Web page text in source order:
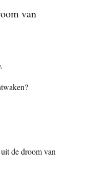
van
de droom van